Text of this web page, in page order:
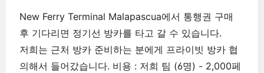
New Ferry Terminal Malapascua에서 통행권 구매
후 기다리면 정기선 방카를 타고 갈 수 있습니다.
저희는 근처 방카 준비하는 분에게 프라이빗 방카 협
의해서 들어갔습니다. 비용 : 저희 팀 (6명) - 2,000페